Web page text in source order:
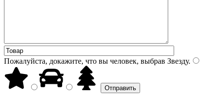
Пожалуйста, докажите, что вы человек, выбрав Звезду.